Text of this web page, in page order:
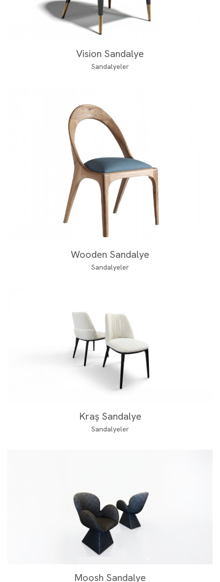
Vision Sandalye
Sandalyeler
Wooden Sandalye
Sandalyeler
Kraş Sandalye
Sandalyeler
Moosh Sandalye